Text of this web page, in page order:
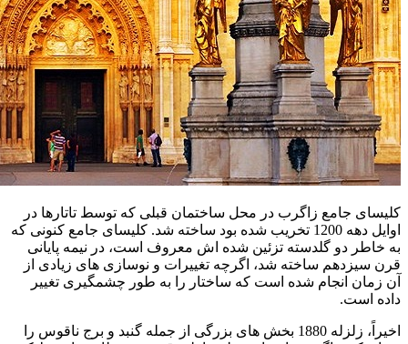
کلیسای جامع زاگرب در محل ساختمان قبلی که توسط تاتارها در
اوایل دهه 1200 تخریب شده بود ساخته شد. کلیسای جامع کنونی که
به خاطر دو گلدسته تزئین شده اش معروف است، در نیمه پایانی
قرن سیزدهم ساخته شد، اگرچه تغییرات و نوسازی های زیادی از
آن زمان انجام شده است که ساختار را به طور چشمگیری تغییر
داده است.
اخیراً، زلزله 1880 بخش های بزرگی از جمله گنبد و برج ناقوس را